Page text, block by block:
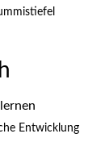
Entwicklung